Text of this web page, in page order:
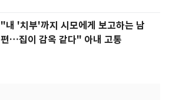
"내 '치부'까지 시모에게 보고하는 남
편…집이 감옥 같다" 아내 고통